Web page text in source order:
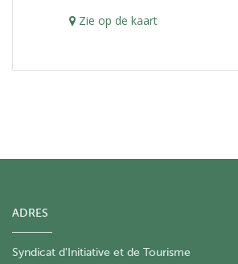
Zie op de kaart
ADRES
Syndicat d'Initiative et de Tourisme